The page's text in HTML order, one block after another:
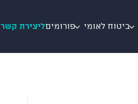
ביטוח לאומי פורומיםליצירת קשר